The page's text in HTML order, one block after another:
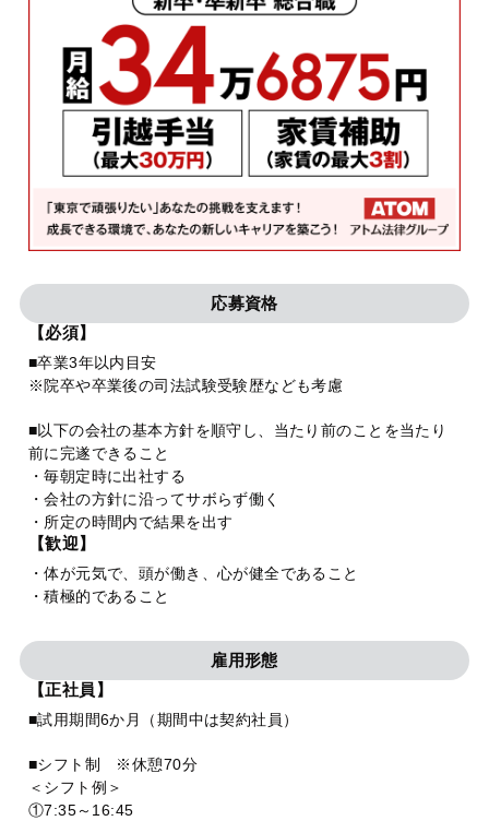
応募資格
【必須】
■卒業3年以内目安
※院卒や卒業後の司法試験受験歴なども考慮
■以下の会社の基本方針を順守し、当たり前のことを当たり
前に完遂できること
・毎朝定時に出社する
・会社の方針に沿ってサボらず働く
・所定の時間内で結果を出す
【歓迎】
・体が元気で、頭が働き、心が健全であること
・積極的であること
雇用形態
【正社員】
■試用期間6か月（期間中は契約社員）
■シフト制 ※休憩70分
＜シフト例＞
①7:35～16:45